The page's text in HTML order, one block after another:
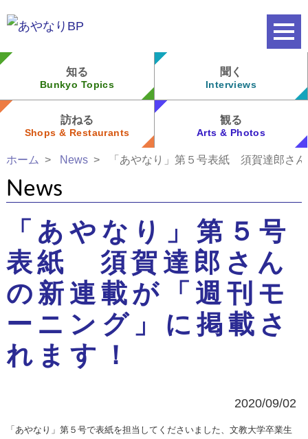
知る
Bunkyo Topics
聞く
Interviews
訪ねる
Shops & Restaurants
観る
Arts & Photos
ホーム News 「あやなり」第５号表紙 須賀達郎さ
News
「あやなり」第５号
表紙 須賀達郎さん
の新連載が「週刊モ
ーニング」に掲載さ
れます！
2020/09/02
「あやなり」第５号で表紙を担当してくださいました、文教大学卒業生